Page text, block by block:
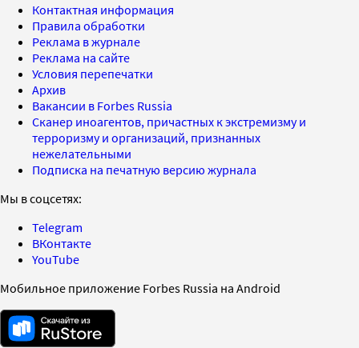
Контактная информация
Правила обработки
Реклама в журнале
Реклама на сайте
Условия перепечатки
Архив
Вакансии в Forbes Russia
Сканер иноагентов, причастных к экстремизму и
терроризму и организаций, признанных
нежелательными
Подписка на печатную версию журнала
Мы в соцсетях:
Telegram
ВКонтакте
YouTube
Мобильное приложение Forbes Russia на Android